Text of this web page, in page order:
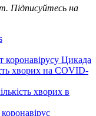
Підписуйтесь на
коронавірусу Цикада
хворих на COVID-
хворих в